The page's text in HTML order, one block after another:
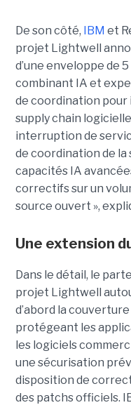
De son côté, IBM et
projet Lightwell
d’une enveloppe de
combinant IA et
de coordination pour
supply chain
interruption de
de coordination de la
capacités IA
correctifs sur un
source ouvert »,
Une extension
Dans le détail, le
projet Lightwell
d’abord la
protégeant les
les logiciels
une sécurisation
disposition de
des patchs officiels.